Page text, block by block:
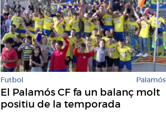
Futbol Palamós
El Palamós CF fa un balanç molt
positiu de la temporada